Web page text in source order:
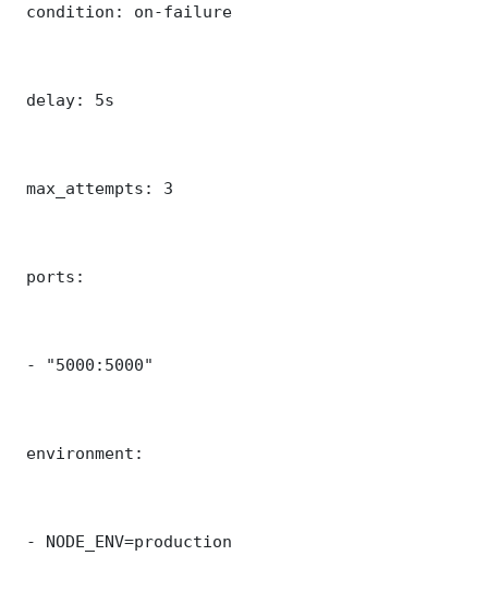
condition: on-failure
delay: 5s
max_attempts: 3
ports:
- "5000:5000"
environment:
- NODE_ENV=production